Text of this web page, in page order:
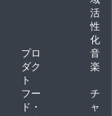
活
性
化
プロ
ダク
ト
音
楽
フー
ド・
チ
ャ